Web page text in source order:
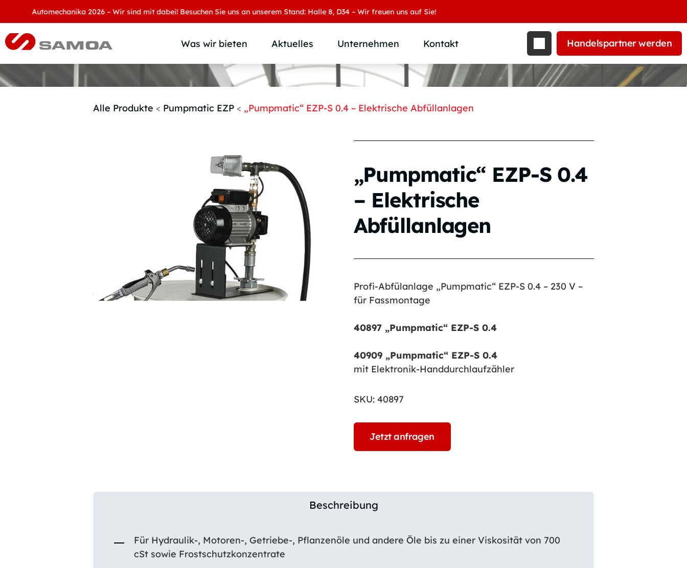
Automechanika 2026 – Wir sind mit dabei! Besuchen Sie uns an unserem Stand: Halle 8, D34 – Wir freuen uns auf Sie!
Was wir bieten
Produktübersicht
Produktkategorie
Branchen und Märkte
Aktuelles Unternehmen
Wer wir sind
SAMOA Gruppe
Downloads
Kontakt Handelspartner werden
Alle Produkte < Pumpmatic EZP < „Pumpmatic“ EZP-S 0.4 – Elektrische Abfüllanlagen
„Pumpmatic“ EZP-S 0.4
– Elektrische
Abfüllanlagen
Profi-Abfülanlage „Pumpmatic“ EZP-S 0.4 – 230 V –
für Fassmontage
40897 „Pumpmatic“ EZP-S 0.4
40909 „Pumpmatic“ EZP-S 0.4
mit Elektronik-Handdurchlaufzähler
SKU: 40897
Jetzt anfragen
Beschreibung
Für Hydraulik-, Motoren-, Getriebe-, Pflanzenöle und andere Öle bis zu einer Viskosität von 700
cSt sowie Frostschutzkonzentrate